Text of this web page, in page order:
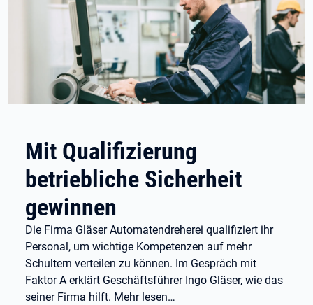
Mit Qualifizierung
betriebliche Sicherheit
gewinnen
Die Firma Gläser Automatendreherei qualifiziert ihr
Personal, um wichtige Kompetenzen auf mehr
Schultern verteilen zu können. Im Gespräch mit
Faktor A erklärt Geschäftsführer Ingo Gläser, wie das
seiner Firma hilft. Mehr lesen…